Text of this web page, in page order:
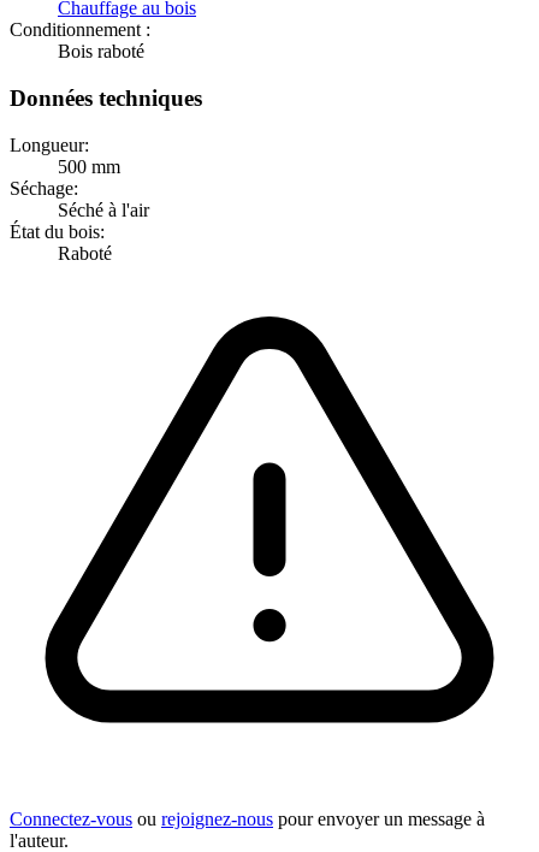
Chauffage au bois
Conditionnement :
Bois raboté
Données techniques
Longueur:
500 mm
Séchage:
Séché à l'air
État du bois:
Raboté
Connectez-vous ou rejoignez-nous pour envoyer un message à
l'auteur.